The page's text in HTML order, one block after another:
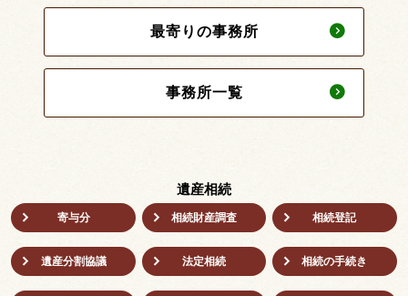
最寄りの事務所
事務所一覧
遺産相続
寄与分 相続財産調査 相続登記
遺産分割協議 法定相続 相続の⼿続き